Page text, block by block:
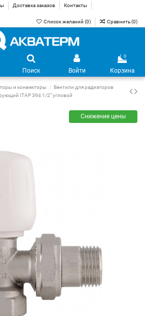
Доставка заказов
Контакты
Список желаний (0) Сравнить (0)
Поиск Войти
0
Корзина
и конвекторы
Вентили для радиаторов
ITAP 394 1/2" угловой
Снижение цены